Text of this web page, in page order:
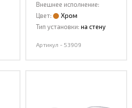
Внешнее исполнение:
Цвет:
Хром
Тип установки: на стену
Артикул - 53909